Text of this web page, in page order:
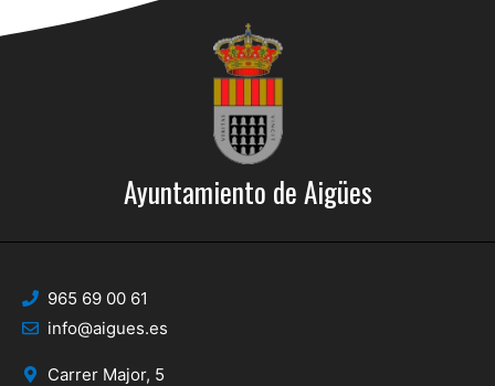
Ayuntamiento de Aigües
965 69 00 61
info@aigues.es
Carrer Major, 5